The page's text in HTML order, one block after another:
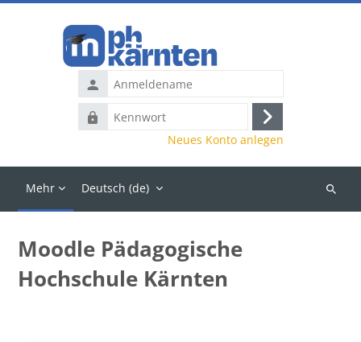
Anmeldename
Kennwort
Anmelden
Neues Konto anlegen
Mehr Deutsch ‎(de)‎
Kurse
Moodle Pädagogische
Hochschule Kärnten